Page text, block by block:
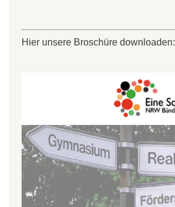
Hier unsere Broschüre downloaden: